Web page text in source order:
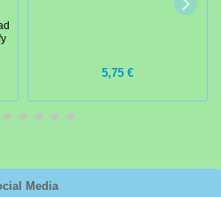
Media
5,75 €